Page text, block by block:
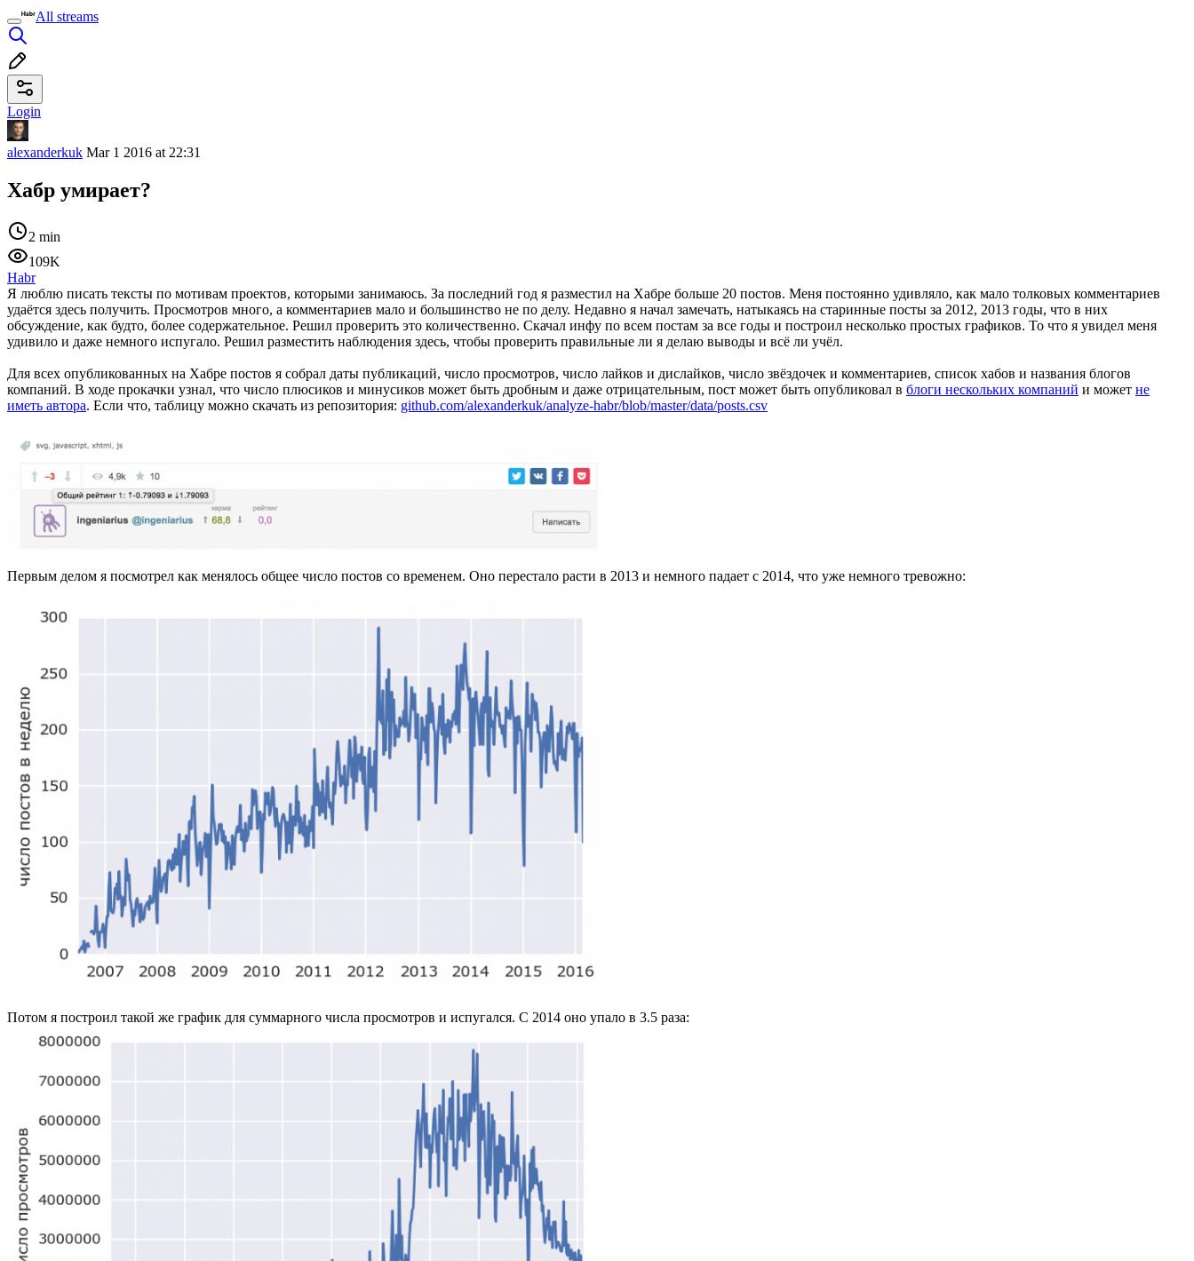
All streams
Login
alexanderkuk Mar 1 2016 at 22:31
Хабр умирает?
2 min
109K
Habr
Я люблю писать тексты по мотивам проектов, которыми занимаюсь. За последний год я разместил на Хабре больше 20 постов. Меня постоянно удивляло, как мало толковых комментариев
удаётся здесь получить. Просмотров много, а комментариев мало и большинство не по делу. Недавно я начал замечать, натыкаясь на старинные посты за 2012, 2013 годы, что в них
обсуждение, как будто, более содержательное. Решил проверить это количественно. Скачал инфу по всем постам за все годы и построил несколько простых графиков. То что я увидел меня
удивило и даже немного испугало. Решил разместить наблюдения здесь, чтобы проверить правильные ли я делаю выводы и всё ли учёл.
Для всех опубликованных на Хабре постов я собрал даты публикаций, число просмотров, число лайков и дислайков, число звёздочек и комментариев, список хабов и названия блогов
компаний. В ходе прокачки узнал, что число плюсиков и минусиков может быть дробным и даже отрицательным, пост может быть опубликовал в блоги нескольких компаний и может не
иметь автора. Если что, таблицу можно скачать из репозитория: github.com/alexanderkuk/analyze-habr/blob/master/data/posts.csv
Первым делом я посмотрел как менялось общее число постов со временем. Оно перестало расти в 2013 и немного падает с 2014, что уже немного тревожно:
Потом я построил такой же график для суммарного числа просмотров и испугался. С 2014 оно упало в 3.5 раза: